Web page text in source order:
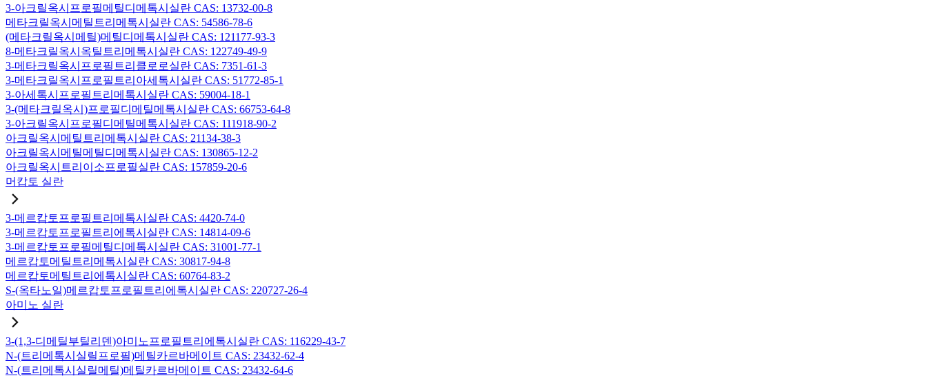
3-아크릴옥시프로필메틸디메톡시실란 CAS: 13732-00-8
메타크릴옥시메틸트리메톡시실란 CAS: 54586-78-6
(메타크릴옥시메틸)메틸디메톡시실란 CAS: 121177-93-3
8-메타크릴옥시옥틸트리메톡시실란 CAS: 122749-49-9
3-메타크릴옥시프로필트리클로로실란 CAS: 7351-61-3
3-메타크릴옥시프로필트리아세톡시실란 CAS: 51772-85-1
3-아세톡시프로필트리메톡시실란 CAS: 59004-18-1
3-(메타크릴옥시)프로필디메틸메톡시실란 CAS: 66753-64-8
3-아크릴옥시프로필디메틸메톡시실란 CAS: 111918-90-2
아크릴옥시메틸트리메톡시실란 CAS: 21134-38-3
아크릴옥시메틸메틸디메톡시실란 CAS: 130865-12-2
아크릴옥시트리이소프로필실란 CAS: 157859-20-6
머캅토 실란
3-메르캅토프로필트리메톡시실란 CAS: 4420-74-0
3-메르캅토프로필트리에톡시실란 CAS: 14814-09-6
3-메르캅토프로필메틸디메톡시실란 CAS: 31001-77-1
메르캅토메틸트리메톡시실란 CAS: 30817-94-8
메르캅토메틸트리에톡시실란 CAS: 60764-83-2
S-(옥타노일)메르캅토프로필트리에톡시실란 CAS: 220727-26-4
아미노 실란
3-(1,3-디메틸부틸리덴)아미노프로필트리에톡시실란 CAS: 116229-43-7
N-(트리메톡시실릴프로필)메틸카르바메이트 CAS: 23432-62-4
N-(트리메톡시실릴메틸)메틸카르바메이트 CAS: 23432-64-6